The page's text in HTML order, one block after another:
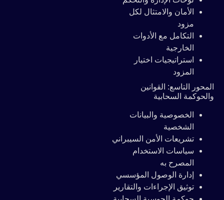
الأمان والامتثال لكل
مزود
التكامل مع الأدوات
الخارجية
استراتيجيات اختيار
المزود
المحور التاسع: القوانين
والحوكمة السحابية
الخصوصية والبيانات
الشخصية
تشريعات الأمن السيبراني
سياسات الاستخدام
المصرح به
إدارة الوصول المؤسسي
توثيق الإجراءات والتقارير